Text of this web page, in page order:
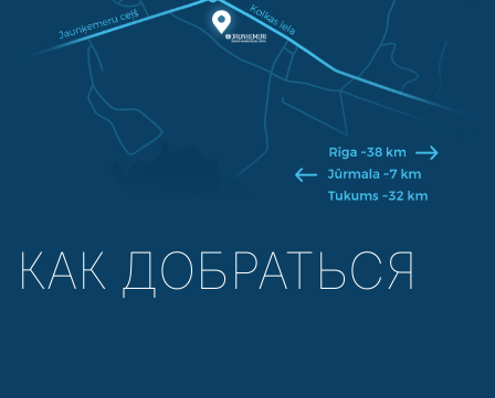
КАК ДОБРАТЬСЯ